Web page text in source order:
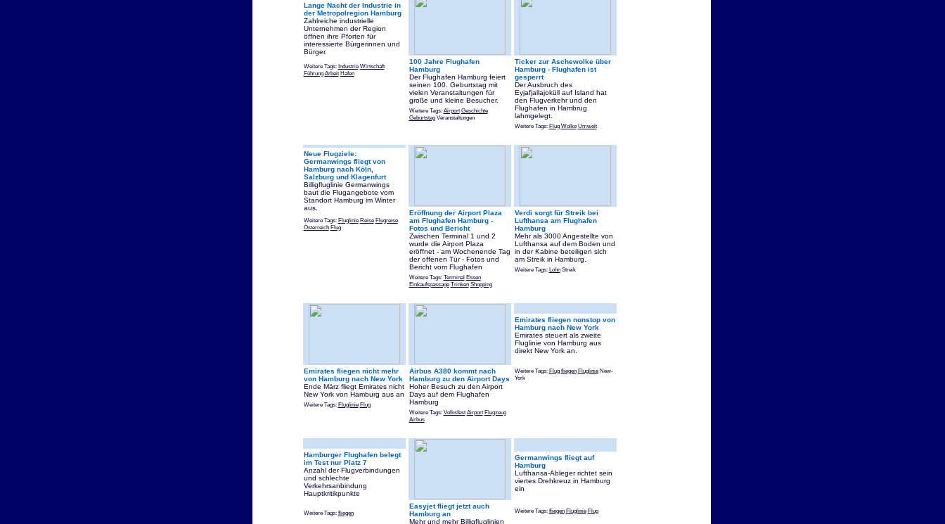
Lange Nacht der Industrie in
der Metropolregion Hamburg
Zahlreiche industrielle
Unternehmen der Region
öffnen ihre Pforten für
interessierte Bürgerinnen und
Bürger.
Weitere Tags: Industrie Wirtschaft
Führung Arbeit Hafen
100 Jahre Flughafen
Hamburg
Der Flughafen Hamburg feiert
seinen 100. Geburtstag mit
vielen Veranstaltungen für
große und kleine Besucher.
Weitere Tags: Airport Geschichte
GeburtstagVeranstaltungen
Ticker zur Aschewolke über
Hamburg - Flughafen ist
gesperrt
Der Ausbruch des
Eyjafjallajoküll auf Island hat
den Flugverkehr und den
Flughafen in Hambrug
lahmgelegt.
Weitere Tags: Flug Wolke Umwelt
Neue Flugziele:
Germanwings fliegt von
Hamburg nach Köln,
Salzburg und Klagenfurt
Billigfluglinie Germanwings
baut die Flugangebote vom
Standort Hamburg im Winter
aus.
Weitere Tags: Fluglinie Reise Flugreise
Österreich Flug
Eröffnung der Airport Plaza
am Flughafen Hamburg -
Fotos und Bericht
Zwischen Terminal 1 und 2
wurde die Airport Plaza
eröffnet - am Wochenende Tag
der offenen Tür - Fotos und
Bericht vom Flughafen
Weitere Tags: Terminal Essen
Einkaufspassage Trinken Shopping
Verdi sorgt für Streik bei
Lufthansa am Flughafen
Hamburg
Mehr als 3000 Angestellte von
Lufthansa auf dem Boden und
in der Kabine beteiligen sich
am Streik in Hamburg.
Weitere Tags: LohnStreik
Emirates fliegen nicht mehr
von Hamburg nach New York
Ende März fliegt Emirates nicht
New York von Hamburg aus an
Weitere Tags: Fluglinie Flug
Airbus A380 kommt nach
Hamburg zu den Airport Days
Hoher Besuch zu den Airport
Days auf dem Flughafen
Hamburg
Weitere Tags: Volksfest Airport Flugzeug
Airbus
Emirates fliegen nonstop von
Hamburg nach New York
Emirates steuert als zweite
Fluglinie von Hamburg aus
direkt New York an.
Weitere Tags: Flug fliegen FluglinieNew-
York
Hamburger Flughafen belegt
im Test nur Platz 7
Anzahl der Flugverbindungen
und schlechte
Verkehrsanbindung
Hauptkritikpunkte
Weitere Tags: fliegen
Easyjet fliegt jetzt auch
Hamburg an
Mehr und mehr Billigfluglinien
Germanwings fliegt auf
Hamburg
Lufthansa-Ableger richtet sein
viertes Drehkreuz in Hamburg
ein
Weitere Tags: fliegen Fluglinie Flug